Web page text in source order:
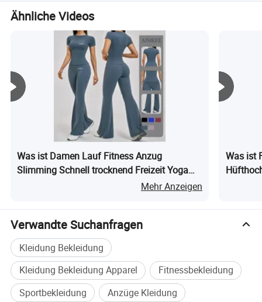
Ja, wir bieten SMETA- und BSCI-Audits für
Qualitätskontrolle und -prüfung an.
Ähnliche Videos
Was ist Damen Lauf Fitness Anzug
Slimming Schnell trocknend Freizeit Yoga
Mehr Anzeigen
Was ist
Verwandte Suchanfragen
Kleidung Bekleidung
Kleidung Bekleidung Apparel
Fitnessbekleidung
Sportbekleidung
Anzüge Kleidung